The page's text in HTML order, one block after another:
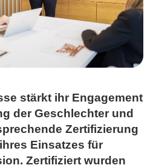
stärkt ihr Engagement
der Geschlechter und
Zertifizierung
Einsatzes für
Zertifiziert wurden